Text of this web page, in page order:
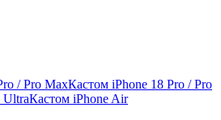
/ Pro MaxКастом iPhone 18 Pro / Pro
UltraКастом iPhone Air